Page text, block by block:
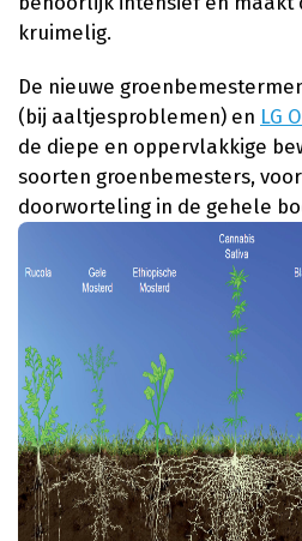
kruimelig.
De nieuwe
(bij aaltjesproblemen) en LG
de diepe en oppervlakkige
soorten groenbemesters,
doorworteling in de gehele